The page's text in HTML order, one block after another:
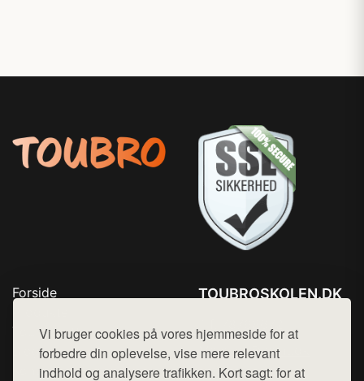
Vi bruger cookies på vores hjemmeside for at
forbedre din oplevelse, vise mere relevant
indhold og analysere trafikken. Kort sagt: for at
Forside
Top Rabatter
Blog
Kontakt
TOUBROSKOLEN.DK
Mail: hej@want.dk